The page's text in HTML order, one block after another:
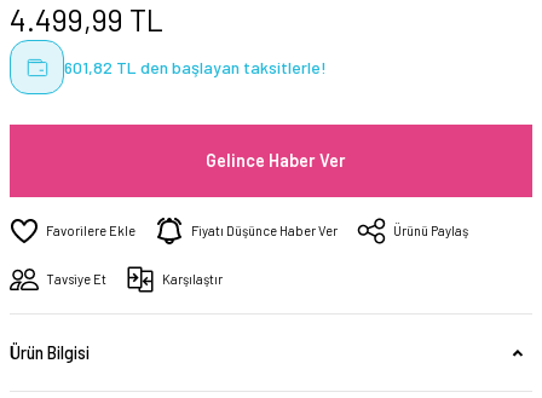
4.499,99 TL
601,82 TL den başlayan taksitlerle!
Gelince Haber Ver
Fiyatı Düşünce Haber Ver Ürünü Paylaş
Tavsiye Et Karşılaştır
Ürün Bilgisi